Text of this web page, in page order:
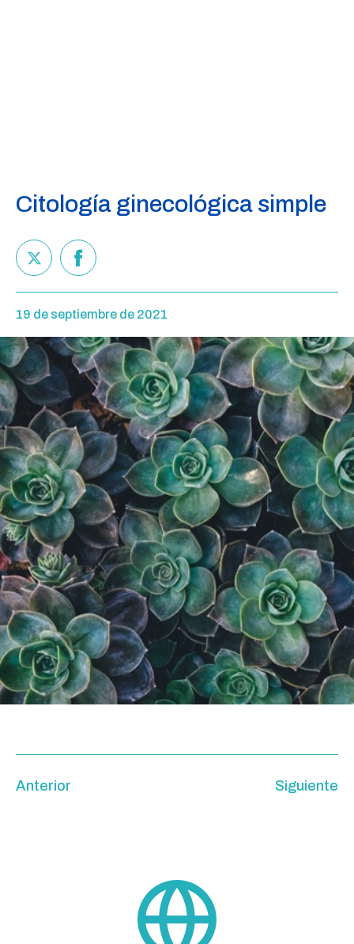
Citología ginecológica simple
19 de septiembre de 2021
Anterior Siguiente